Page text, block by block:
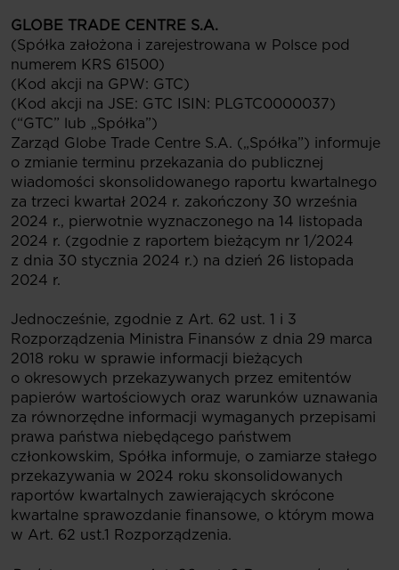
GLOBE TRADE CENTRE S.A.
(Spółka założona i zarejestrowana w Polsce pod
numerem KRS 61500)
(Kod akcji na GPW: GTC)
(Kod akcji na JSE: GTC ISIN: PLGTC0000037)
(“GTC” lub „Spółka”)
Zarząd Globe Trade Centre S.A. („Spółka”) informuje
o zmianie terminu przekazania do publicznej
wiadomości skonsolidowanego raportu kwartalnego
za trzeci kwartał 2024 r. zakończony 30 września
2024 r., pierwotnie wyznaczonego na 14 listopada
2024 r. (zgodnie z raportem bieżącym nr 1/2024
z dnia 30 stycznia 2024 r.) na dzień 26 listopada
2024 r.
Jednocześnie, zgodnie z Art. 62 ust. 1 i 3
Rozporządzenia Ministra Finansów z dnia 29 marca
2018 roku w sprawie informacji bieżących
o okresowych przekazywanych przez emitentów
papierów wartościowych oraz warunków uznawania
za równorzędne informacji wymaganych przepisami
prawa państwa niebędącego państwem
członkowskim, Spółka informuje, o zamiarze stałego
przekazywania w 2024 roku skonsolidowanych
raportów kwartalnych zawierających skrócone
kwartalne sprawozdanie finansowe, o którym mowa
w Art. 62 ust.1 Rozporządzenia.